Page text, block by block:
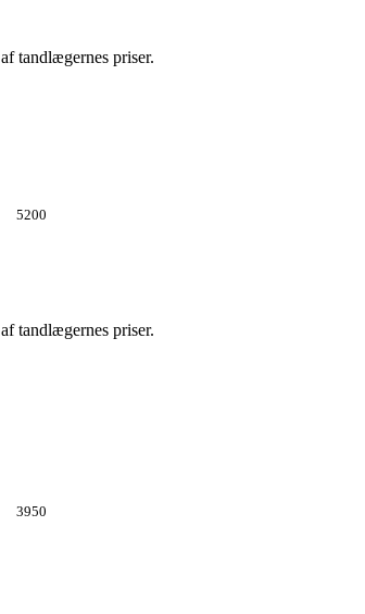
af tandlægernes priser.
5200
af tandlægernes priser.
3950